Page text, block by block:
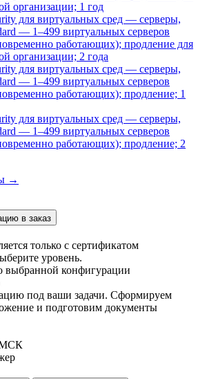
организации; 1 год
для виртуальных сред — серверы,
— 1–499 виртуальных серверов
работающих); продление для
организации; 2 года
для виртуальных сред — серверы,
— 1–499 виртуальных серверов
работающих); продление; 1
для виртуальных сред — серверы,
— 1–499 виртуальных серверов
работающих); продление; 2
→
в заказ
только с сертификатом
уровень.
выбранной конфигурации
под ваши задачи. Сформируем
и подготовим документы
МСК